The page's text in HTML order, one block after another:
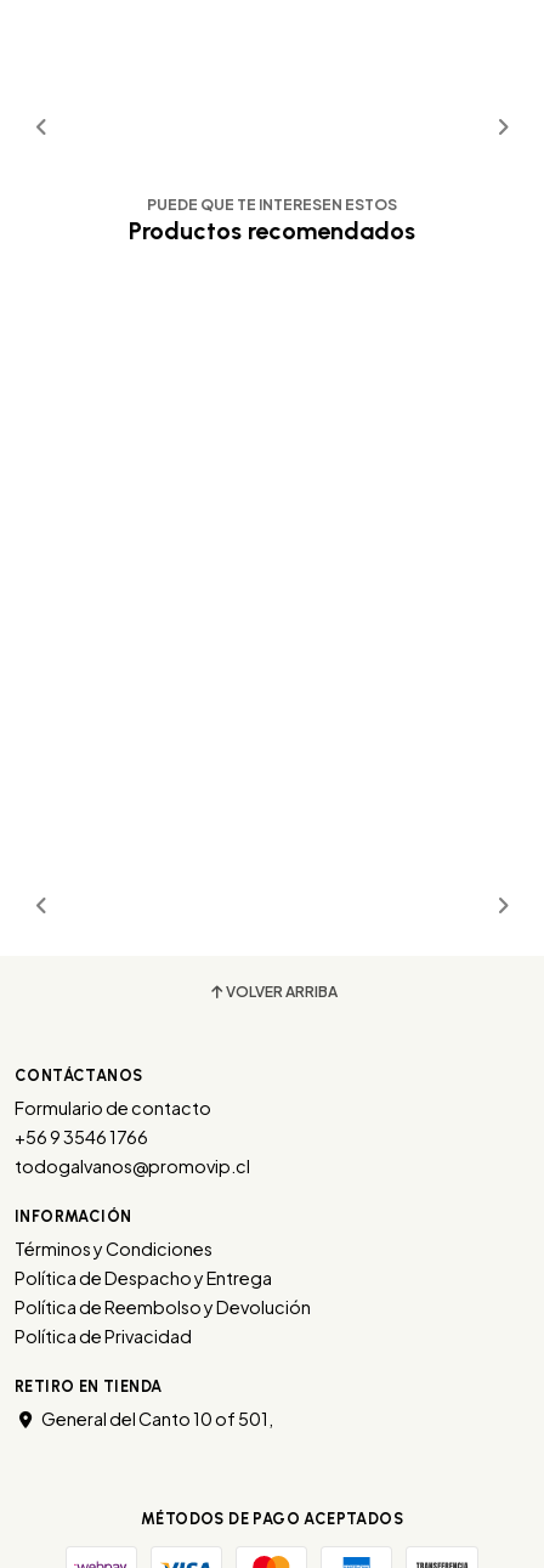
PUEDE QUE TE INTERESEN ESTOS
Productos recomendados
VOLVER ARRIBA
CONTÁCTANOS
Formulario de contacto
+56 9 3546 1766
todogalvanos@promovip.cl
INFORMACIÓN
Términos y Condiciones
Política de Despacho y Entrega
Política de Reembolso y Devolución
Política de Privacidad
RETIRO EN TIENDA
General del Canto 10 of 501,
MÉTODOS DE PAGO ACEPTADOS